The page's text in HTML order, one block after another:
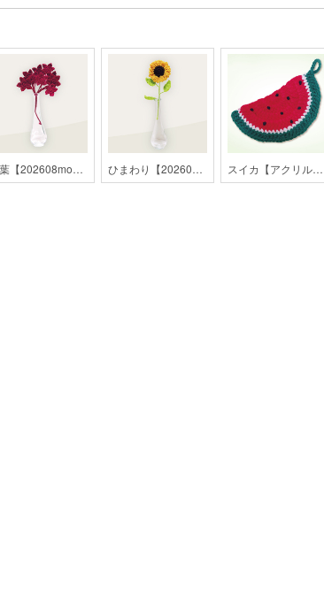
紅葉【202608monthly】 ひまわり【202607monthly】 スイカ【アクリルたわし】【monthly】